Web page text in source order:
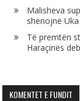
Malisheva
shënojnë
Të premtën
Haraçinës
KOMENTET E FUNDIT